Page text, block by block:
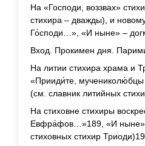
На «Господи, воззвах»
стихира – дважды), и
Го́споди…», «И ныне» –
Вход. Прокимен дня.
На литии стихира храма и
«Прииди́те,
(см. славник литийных
На стиховне стихиры
Евфра́фов…»189, «И ныне»
стиховных стихир